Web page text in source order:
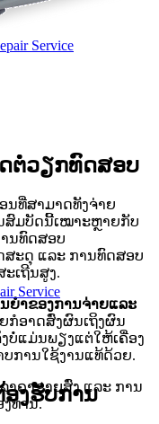
ຕໍ່ວຽກທົດສອບ
ອນທີ່ສາມາດທັງຈ່າຍ
ສົມບັດນີ້ເໝາະຫຼາຍກັບ
ນທົດສອບ
ສະດຸ ແລະ ການທົດສອບ
ເຖີນສູງ.
ຍຳຂອງການຈ່າຍແລະ
ກໍອາດສົ່ງຜົນເຖິງຜົນ
ບໍ່ແມ່ນພຽງແຕ່ໃຫ້ເຄື່ອງ
ບການໃຊ້ງານແທ້ດ້ວຍ.
ອງຮັບການ
Service
Service
າຄາຂາຍສົ່ງ ແລະ ການ
ທ່ານ.